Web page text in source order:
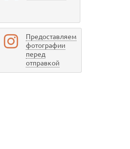
Предоставляем
фотографии
перед
отправкой